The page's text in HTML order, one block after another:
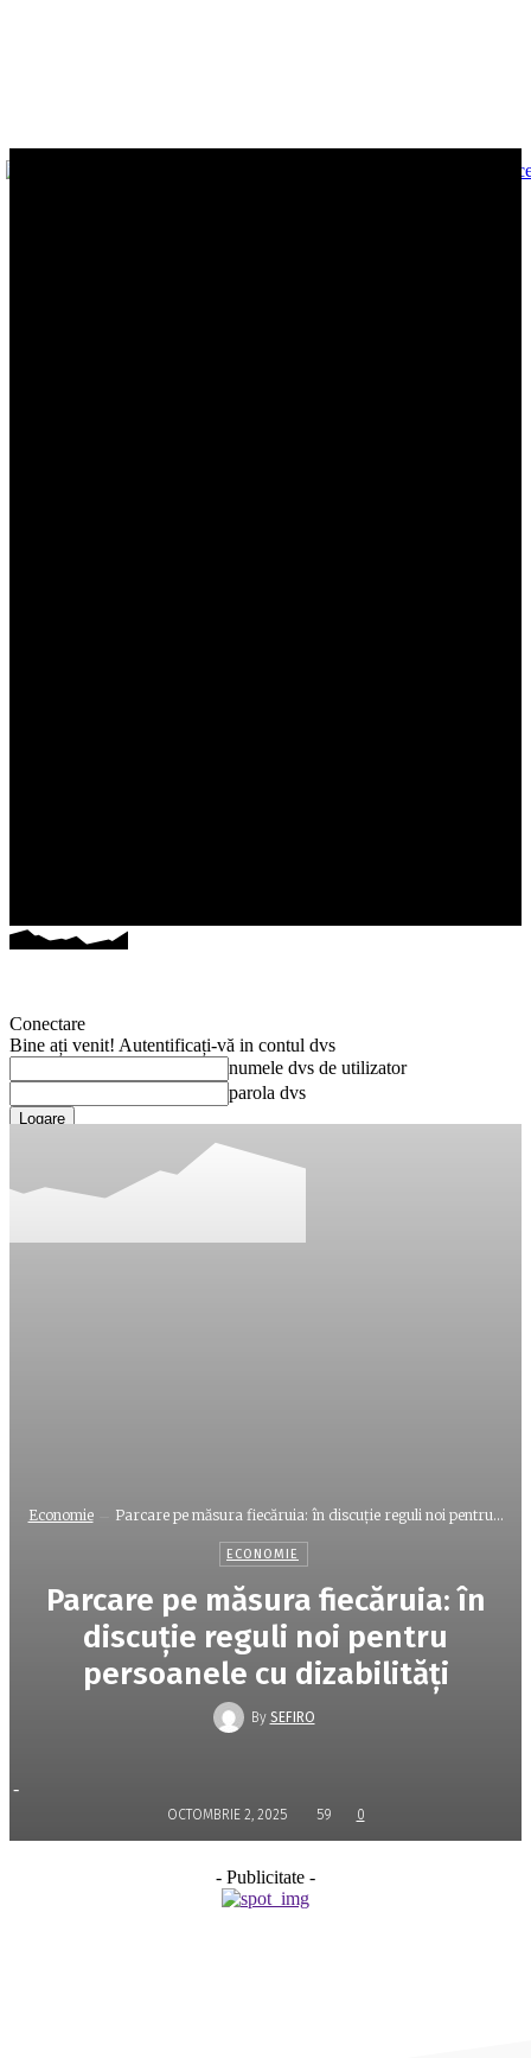
Conectare
Bine ați venit! Autentificați-vă in contul dvs
numele dvs de utilizator
parola dvs
Ați uitat parola? obține ajutor
Recuperați-vă parola
Economie Parcare pe măsura fiecăruia: în discuție reguli noi pentru...
ECONOMIE
Parcare pe măsura fiecăruia: în
discuție reguli noi pentru
persoanele cu dizabilități
By SEFIRO
-
OCTOMBRIE 2, 2025 59 0
- Publicitate -